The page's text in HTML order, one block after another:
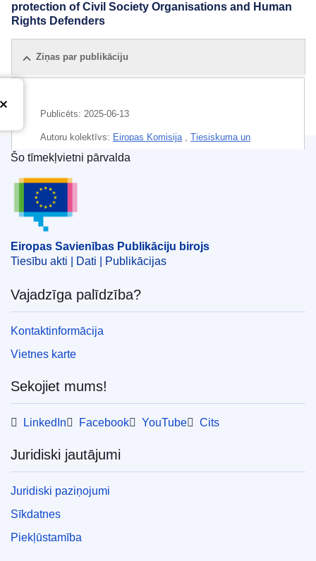
protection of Civil Society Organisations and Human
Rights Defenders
Ziņas par publikāciju
Publicēts: 2025-06-13
Autoru kolektīvs: Eiropas Komisija
Tiesiskuma un
patērētāju ģenerāldirektorāts
Temats:pamattiesības
IMMC : Ares(2025)4722887
Eiropas Savienības Publikāciju birojs
Šo tīmekļvietni pārvalda
Eiropas Savienības Publikāciju birojs
Tiesību akti | Dati | Publikācijas
Vajadzīga palīdzība?
Kontaktinformācija
Vietnes karte
Sekojiet mums!
LinkedIn Facebook YouTube Cits
Juridiski jautājumi
Juridiski paziņojumi
Sīkdatnes
Piekļūstamība